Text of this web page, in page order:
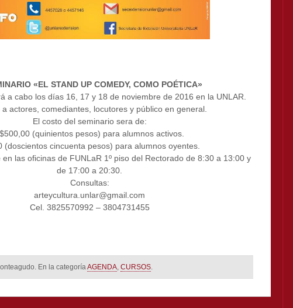
«EL STAND UP COMEDY, COMO POÉTICA»
a cabo los días 16, 17 y 18 de noviembre de 2016 en la UNLAR.
a actores, comediantes, locutores y público en general.
El costo del seminario sera de:
(quinientos pesos) para alumnos activos.
(doscientos cincuenta pesos) para alumnos oyentes.
las oficinas de FUNLaR 1º piso del Rectorado de 8:30 a 13:00 y
de 17:00 a 20:30.
Consultas:
arteycultura.unlar@gmail.com
Cel. 3825570992 – 3804731455
En la categoríaAGENDA, CURSOS.